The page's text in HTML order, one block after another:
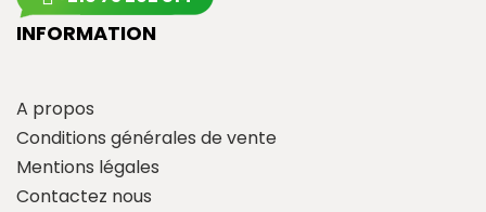
INFORMATION
A propos
Conditions générales de vente
Mentions légales
Contactez nous